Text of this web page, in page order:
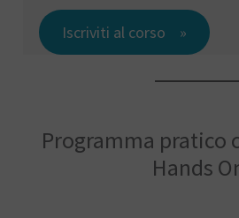
Iscriviti al corso
Programma pratico
Hands